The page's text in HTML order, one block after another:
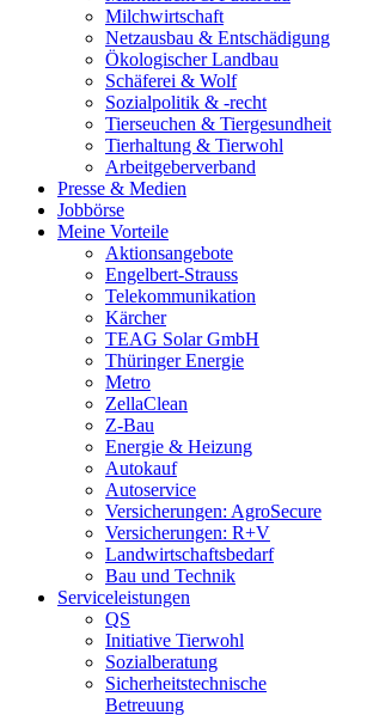
Milchwirtschaft
Netzausbau & Entschädigung
Ökologischer Landbau
Schäferei & Wolf
Sozialpolitik & -recht
Tierseuchen & Tiergesundheit
Tierhaltung & Tierwohl
Arbeitgeberverband
Presse & Medien
Jobbörse
Meine Vorteile
Aktionsangebote
Engelbert-Strauss
Telekommunikation
Kärcher
TEAG Solar GmbH
Thüringer Energie
Metro
ZellaClean
Z-Bau
Energie & Heizung
Autokauf
Autoservice
Versicherungen: AgroSecure
Versicherungen: R+V
Landwirtschaftsbedarf
Bau und Technik
Service­­leistungen
QS
Initiative Tierwohl
Sozialberatung
Sicherheitstechnische
Betreuung